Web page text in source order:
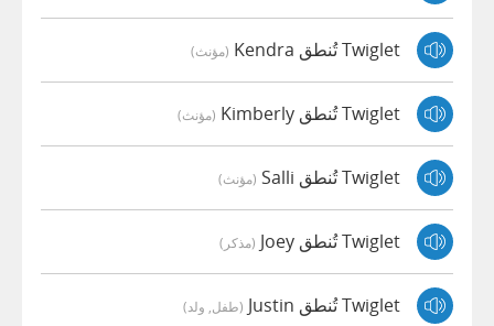
Twiglet تُنطق Kendra (مؤنث)
Twiglet تُنطق Kimberly (مؤنث)
Twiglet تُنطق Salli (مؤنث)
Twiglet تُنطق Joey (مذكر)
Twiglet تُنطق Justin (طفل, ولد)